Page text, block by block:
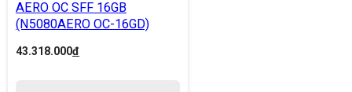
AERO OC SFF 16GB
(N5080AERO OC-16GD)
43.318.000đ